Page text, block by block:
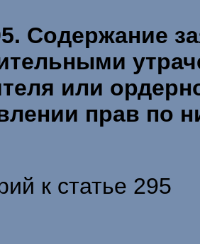
Содержание
или
прав по
к статье 295